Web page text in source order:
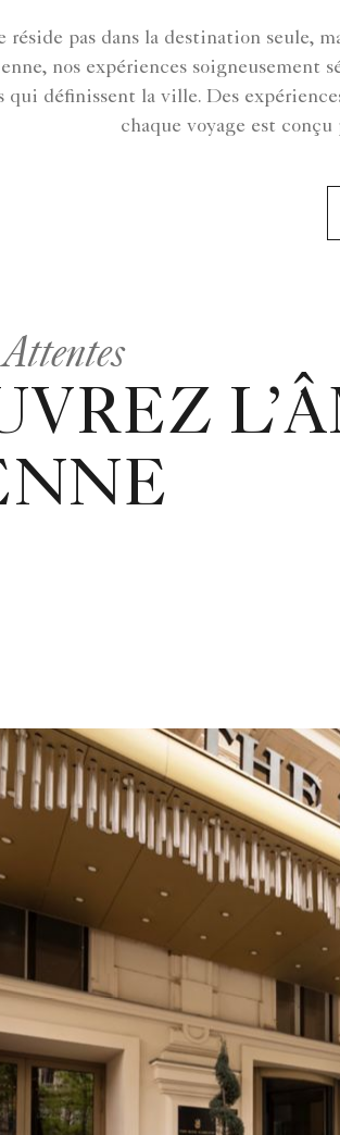
réside pas dans la destination seule,
nos expériences soigneusement
qui définissent la ville. Des
chaque voyage est